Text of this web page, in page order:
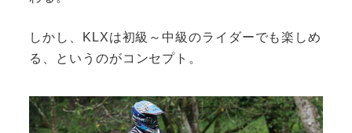
しかし、KLXは初級～中級のライダーでも楽しめ
る、というのがコンセプト。